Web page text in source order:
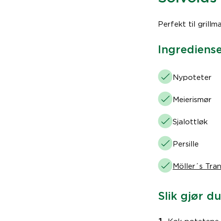
Perfekt til
Nypoteter
Meierismør
Sjalottløk
Persille
Möller´s Tran
Slik gjør